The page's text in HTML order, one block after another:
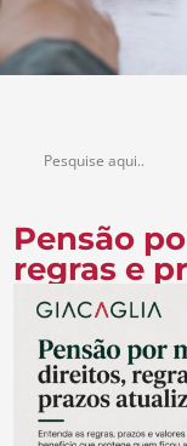
Pensão
regras e